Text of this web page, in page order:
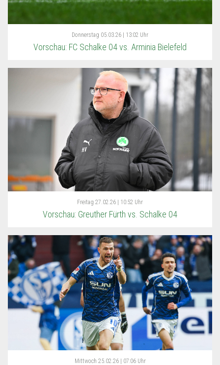
Donnerstag 05.03.26 | 13:02 Uhr
Vorschau: FC Schalke 04 vs. Arminia Bielefeld
Freitag 27.02.26 | 10:52 Uhr
Vorschau: Greuther Fürth vs. Schalke 04
Mittwoch 25.02.26 | 07:06 Uhr